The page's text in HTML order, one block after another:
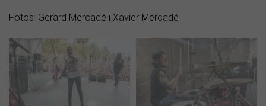
Fotos: Gerard Mercadé i Xavier Mercadé